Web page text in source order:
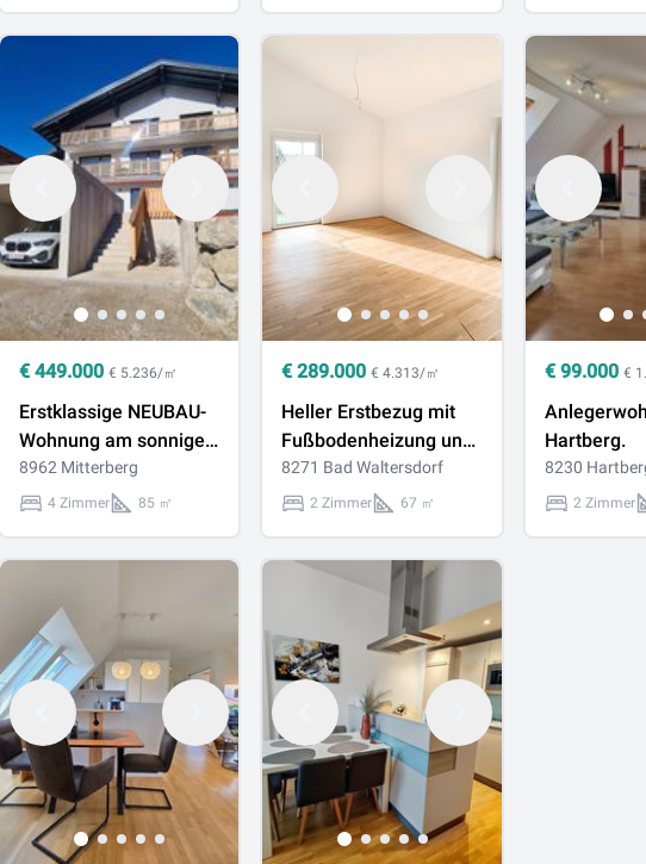
Lage
€ 449.000 € 5.236/㎡
Erstklassige NEUBAU-
Wohnung am sonnigen
Mitterberg!
8962 Mitterberg
4 Zimmer 85 ㎡
€289.000 € 4.313/㎡
Heller Erstbezug mit
Fußbodenheizung und
Südterrasse in Bad
Waltersdorf.
8271 Bad Waltersdorf
2 Zimmer 67 ㎡
€ 99.000 €
Hartberg.
8230
2 Zimmer